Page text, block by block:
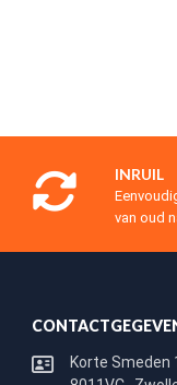
INRUIL
van oud
Korte Smeden